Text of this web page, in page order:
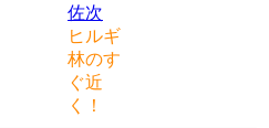
佐次
ヒルギ
林のす
ぐ近
く！